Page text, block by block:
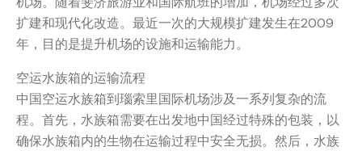
扩建和现代化改造。最近一次的大规模扩建发生在2009
年，目的是提升机场的设施和运输能力。
空运水族箱的运输流程
中国空运水族箱到瑙索里国际机场涉及一系列复杂的流
程。首先，水族箱需要在出发地中国经过特殊的包装，以
确保水族箱内的生物在运输过程中安全无损。然后，水族